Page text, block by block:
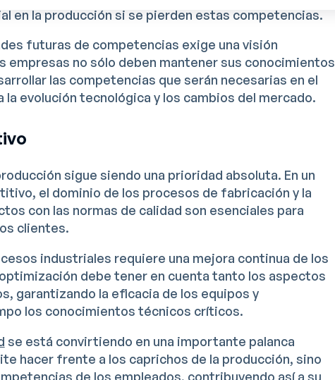
en la producción si se pierden estas competencias.
futuras de competencias exige una visión
empresas no sólo deben mantener sus conocimientos
las competencias que serán necesarias en el
evolución tecnológica y los cambios del mercado.
sigue siendo una prioridad absoluta. En un
el dominio de los procesos de fabricación y la
con las normas de calidad son esenciales para
clientes.
industriales requiere una mejora continua de los
debe tener en cuenta tanto los aspectos
garantizando la eficacia de los equipos y
los conocimientos técnicos críticos.
se está convirtiendo en una importante palanca
hacer frente a los caprichos de la producción, sino
de los empleados, contribuyendo así a su